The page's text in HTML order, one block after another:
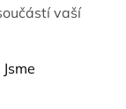
vaší
Jsme